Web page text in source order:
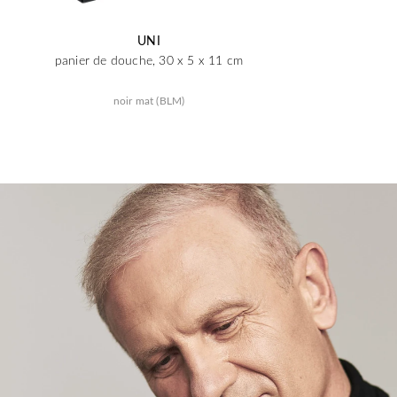
UNI
panier de douche, 30 x 5 x 11 cm
noir mat (BLM)